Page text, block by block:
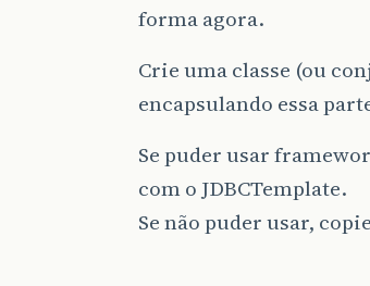
forma agora.
Crie uma classe (ou
encapsulando essa
Se puder usar
com o JDBCTemplate.
Se não puder usar,